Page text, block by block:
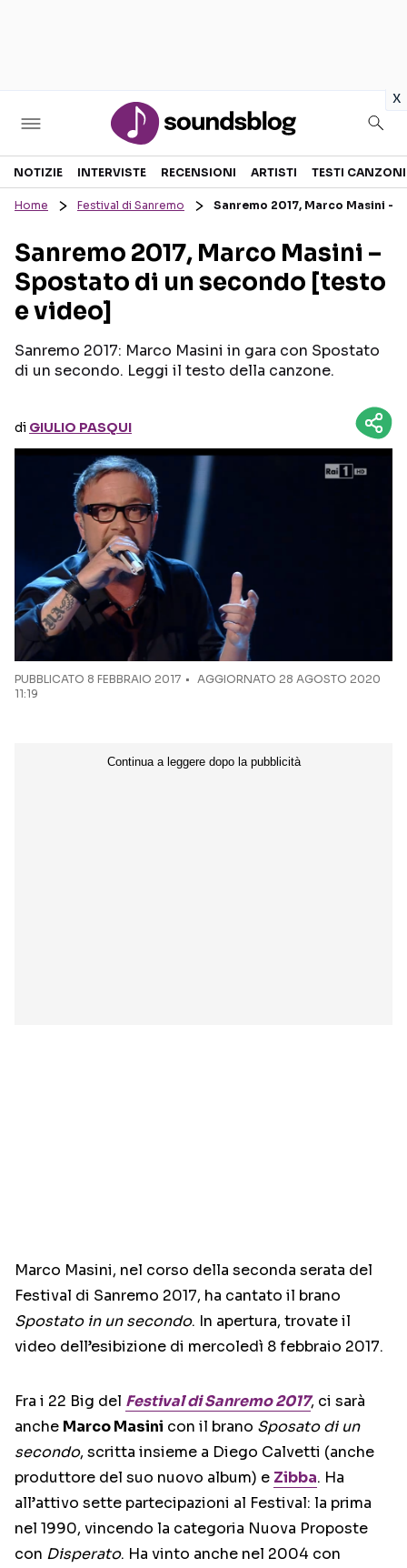
x
Sezioni
RECENSIONI MUSICALI
INTERVISTE
GOSSIP E CURIOSITÀ
TESTI CANZONI
TOUR ED EVENTI
Seguici sui social
NOTIZIE INTERVISTE RECENSIONI ARTISTI TESTI CANZONI
Home Festival di Sanremo Sanremo 2017, Marco Masini –
Sanremo 2017, Marco Masini –
Spostato di un secondo [testo
e video]
Sanremo 2017: Marco Masini in gara con Spostato
di un secondo. Leggi il testo della canzone.
di GIULIO PASQUI
PUBBLICATO 8 FEBBRAIO 2017
AGGIORNATO 28 AGOSTO 2020
11:19
Marco Masini, nel corso della seconda serata del
Festival di Sanremo 2017, ha cantato il brano
Spostato in un secondo. In apertura, trovate il
video dell’esibizione di mercoledì 8 febbraio 2017.
Fra i 22 Big del Festival di Sanremo 2017, ci sarà
anche Marco Masini con il brano Sposato di un
secondo, scritta insieme a Diego Calvetti (anche
produttore del suo nuovo album) e Zibba. Ha
all’attivo sette partecipazioni al Festival: la prima
nel 1990, vincendo la categoria Nuova Proposte
con Disperato. Ha vinto anche nel 2004 con